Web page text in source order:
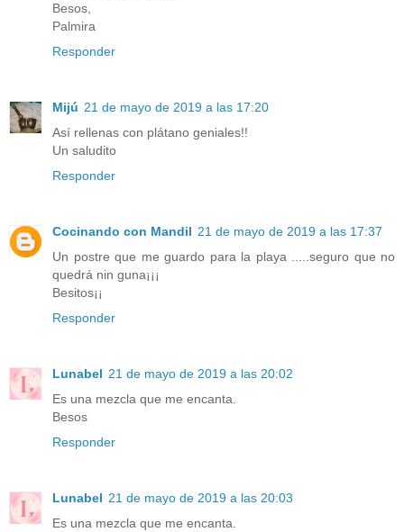
Besos,
Palmira
Responder
Mijú 21 de mayo de 2019 a las 17:20
Así rellenas con plátano geniales!!
Un saludito
Responder
Cocinando con Mandil 21 de mayo de 2019 a las 17:37
Un postre que me guardo para la playa .....seguro que no
quedrá nin guna¡¡¡
Besitos¡¡
Responder
Lunabel 21 de mayo de 2019 a las 20:02
Es una mezcla que me encanta.
Besos
Responder
Lunabel 21 de mayo de 2019 a las 20:03
Es una mezcla que me encanta.